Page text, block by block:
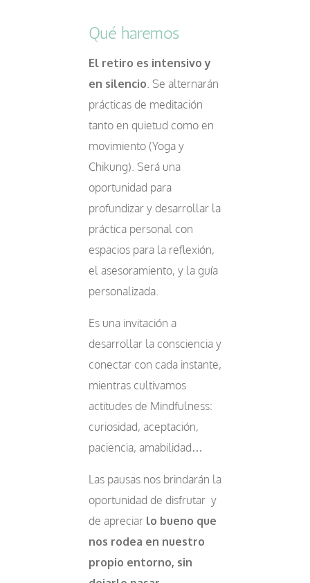
Qué haremos
El retiro es intensivo y
en silencio . Se alternarán
prácticas de meditación
tanto en quietud como en
movimiento (Yoga y
Chikung). Será una
oportunidad para
profundizar y desarrollar la
práctica personal con
espacios para la reflexión,
el asesoramiento, y la guía
personalizada.
Es una invitación a
desarrollar la consciencia y
conectar con cada instante,
mientras cultivamos
actitudes de Mindfulness:
curiosidad, aceptación,
paciencia, amabilidad…
Las pausas nos brindarán la
oportunidad de disfrutar y
de apreciar lo bueno que
nos rodea en nuestro
propio entorno, sin